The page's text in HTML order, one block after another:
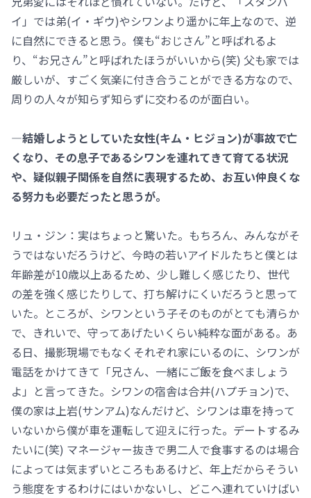
イ」では弟(イ・ギウ)やシワンより遥かに年上なので、逆
に自然にできると思う。僕も“おじさん”と呼ばれるよ
り、“お兄さん”と呼ばれたほうがいいから(笑) 父も家では
厳しいが、すごく気楽に付き合うことができる方なので、
周りの人々が知らず知らずに交わるのが面白い。
―結婚しようとしていた女性(キム・ヒジョン)が事故で亡
くなり、その息子であるシワンを連れてきて育てる状況
や、疑似親子関係を自然に表現するため、お互い仲良くな
る努力も必要だったと思うが。
リュ・ジン：実はちょっと驚いた。もちろん、みんながそ
うではないだろうけど、今時の若いアイドルたちと僕とは
年齢差が10歳以上あるため、少し難しく感じたり、世代
の差を強く感じたりして、打ち解けにくいだろうと思って
いた。ところが、シワンという子そのものがとても清らか
で、きれいで、守ってあげたいくらい純粋な面がある。あ
る日、撮影現場でもなくそれぞれ家にいるのに、シワンが
電話をかけてきて「兄さん、一緒にご飯を食べましょう
よ」と言ってきた。シワンの宿舎は合井(ハプチョン)で、
僕の家は上岩(サンアム)なんだけど、シワンは車を持って
いないから僕が車を運転して迎えに行った。デートするみ
たいに(笑) マネージャー抜きで男二人で食事するのは場合
によっては気まずいところもあるけど、年上だからそうい
う態度をするわけにはいかないし、どこへ連れていけばい